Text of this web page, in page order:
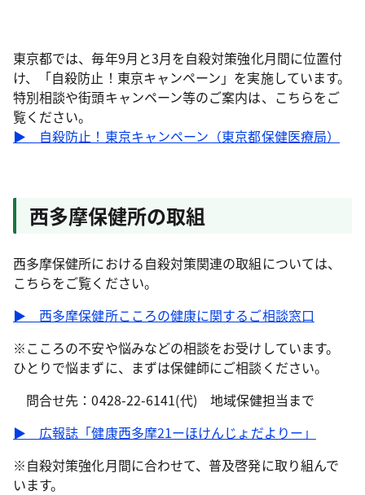
東京都では、毎年9月と3月を自殺対策強化月間に位置付
け、「自殺防止！東京キャンペーン」を実施しています。
特別相談や街頭キャンペーン等のご案内は、こちらをご
覧ください。
▶ 自殺防止！東京キャンペーン（東京都保健医療局）
西多摩保健所の取組
西多摩保健所における自殺対策関連の取組については、
こちらをご覧ください。
▶ 西多摩保健所こころの健康に関するご相談窓口
※こころの不安や悩みなどの相談をお受けしています。
ひとりで悩まずに、まずは保健師にご相談ください。
問合せ先：0428-22-6141(代) 地域保健担当まで
▶ 広報誌「健康西多摩21ーほけんじょだよりー」
※自殺対策強化月間に合わせて、普及啓発に取り組んで
います。